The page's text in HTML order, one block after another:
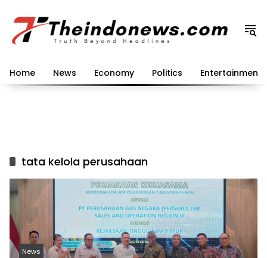
konten
Home News Economy Politics Entertainment
tata kelola perusahaan
News